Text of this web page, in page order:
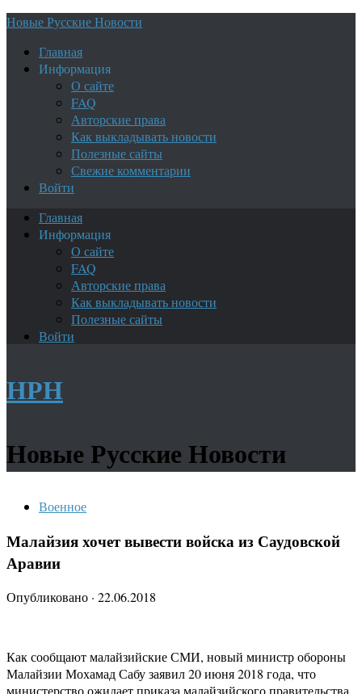
Новые Русские Новости
Главная
Информация
О сайте
FAQ
Авторские права
Как выкладывать новости
Полезные сайты
Свежие комментарии
Войти
Главная
Информация
О сайте
FAQ
Авторские права
Как выкладывать новости
Полезные сайты
Войти
НРН
Новые Русские Новости
Военное
Малайзия хочет вывести войска из Саудовской
Аравии
Опубликовано · 22.06.2018
Как сообщают малайзийские СМИ, новый министр обороны
Малайзии Мохамад Сабу заявил 20 июня 2018 года, что